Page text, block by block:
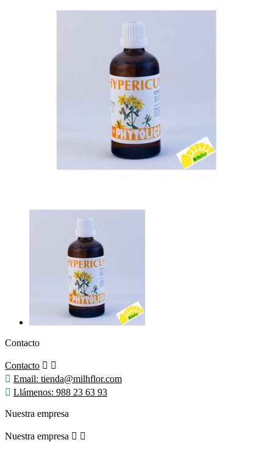
Contacto
Contacto  
 Email: tienda@milhflor.com
 Llámenos: 988 23 63 93
Nuestra empresa
Nuestra empresa  